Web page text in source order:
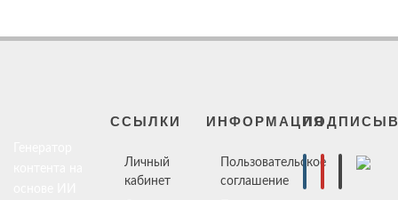
ССЫЛКИ
Личный
кабинет
ИНФОРМАЦИЯ
Пользовательское
соглашение